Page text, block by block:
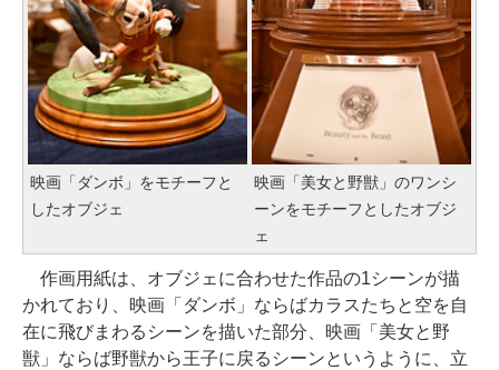
映画「ダンボ」をモチーフと
したオブジェ
映画「美女と野獣」のワンシ
ーンをモチーフとしたオブジ
ェ
作画用紙は、オブジェに合わせた作品の1シーンが描
かれており、映画「ダンボ」ならばカラスたちと空を自
在に飛びまわるシーンを描いた部分、映画「美女と野
獣」ならば野獣から王子に戻るシーンというように、立